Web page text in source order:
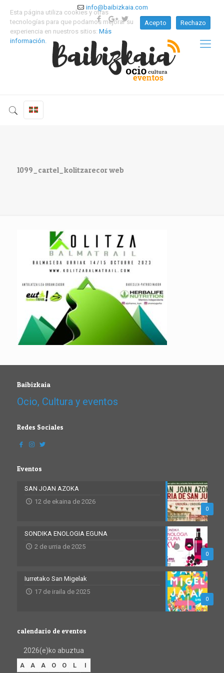
info@baibizkaia.com
1099_cartel_kolitzarecor web
Baibizkaia
Ocio, Cultura y eventos
Redes Sociales
Eventos
0
SAN JOAN AZOKA
12 de ekaina de 2026
0
SONDIKA ENOLOGIA EGUNA
2 de urria de 2025
0
Iurretako San Migelak
17 de iraila de 2025
calendario de eventos
2026(e)ko abuztua
A A A O O L I
Esta página utiliza cookies y otras
tecnologías para que podamos mejorar su
experiencia en nuestros sitios: Más
información.
Acepto Rechazo